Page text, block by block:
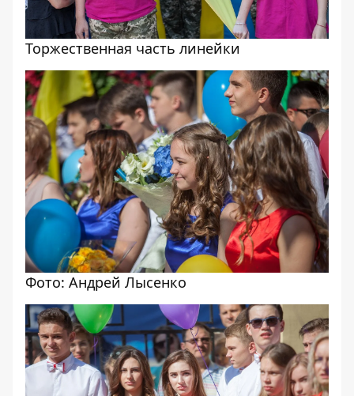
Торжественная часть линейки
Фото: Андрей Лысенко